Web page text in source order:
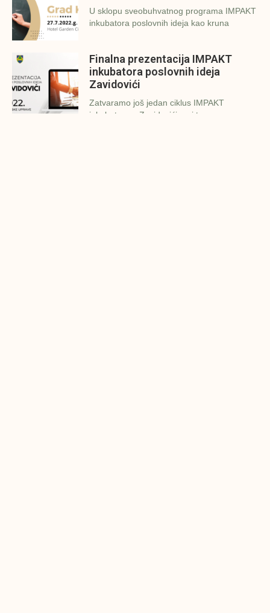
U sklopu sveobuhvatnog programa IMPAKT
inkubatora poslovnih ideja kao kruna
Finalna prezentacija IMPAKT
inkubatora poslovnih ideja
Zavidovići
Zatvaramo još jedan ciklus IMPAKT
inkubatora u Zavidovićima i to